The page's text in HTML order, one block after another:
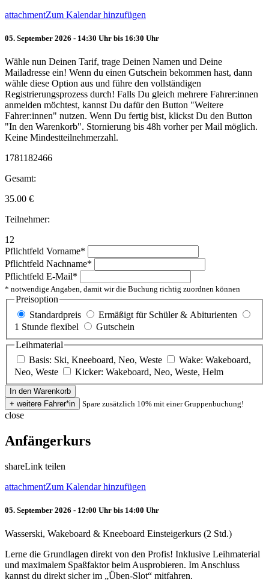
attachmentZum Kalendar hinzufügen
05. September 2026 - 14:30 Uhr bis 16:30 Uhr
Wähle nun Deinen Tarif, trage Deinen Namen und Deine
Mailadresse ein! Wenn du einen Gutschein bekommen hast, dann
wähle diese Option aus und führe den vollständigen
Registrierungsprozess durch! Falls Du gleich mehrere Fahrer:innen
anmelden möchtest, kannst Du dafür den Button "Weitere
Fahrer:innen" nutzen. Wenn Du fertig bist, klickst Du den Button
"In den Warenkorb". Stornierung bis 48h vorher per Mail möglich.
Keine Mindestteilnehmerzahl.
1781182466
Gesamt:
35.00 €
Teilnehmer:
12
Pflichtfeld Vorname*
Pflichtfeld Nachname*
Pflichtfeld E-Mail*
* notwendige Angaben, damit wir die Buchung richtig zuordnen können
Preisoption
Standardpreis
Ermäßigt für Schüler & Abiturienten
1 Stunde flexibel
Gutschein
Leihmaterial
Basis: Ski, Kneeboard, Neo, Weste
Wake: Wakeboard,
Neo, Weste
Kicker: Wakeboard, Neo, Weste, Helm
Spare zusätzlich 10% mit einer Gruppenbuchung!
close
Anfängerkurs
shareLink teilen
attachmentZum Kalendar hinzufügen
05. September 2026 - 12:00 Uhr bis 14:00 Uhr
Wasserski, Wakeboard & Kneeboard Einsteigerkurs (2 Std.)
Lerne die Grundlagen direkt von den Profis! Inklusive Leihmaterial
und maximalem Spaßfaktor beim Ausprobieren. Im Anschluss
kannst du direkt sicher im „Üben-Slot“ mitfahren.